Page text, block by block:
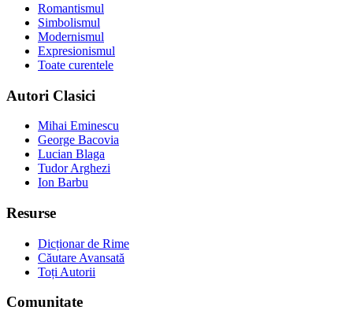
Romantismul
Simbolismul
Modernismul
Expresionismul
Toate curentele
Autori Clasici
Mihai Eminescu
George Bacovia
Lucian Blaga
Tudor Arghezi
Ion Barbu
Resurse
Dicționar de Rime
Căutare Avansată
Toți Autorii
Comunitate